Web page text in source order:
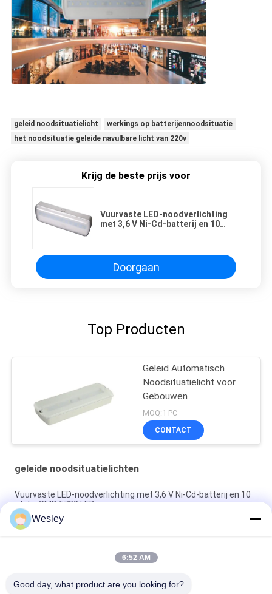
geleid noodsituatielicht
werkings op batterijennoodsituatie
het noodsituatie geleide navulbare licht van 220v
Krijg de beste prijs voor
Vuurvaste LED-noodverlichting
met 3,6 V Ni-Cd-batterij en 10
Doorgaan
Top Producten
Geleid Automatisch
Noodsituatielicht voor
Gebouwen
MOQ:1 PC
CONTACT
geleide noodsituatielichten
Vuurvaste LED-noodverlichting met 3,6 V Ni-Cd-batterij en 10
stuks SMD 5730 LED
Brandwerend ABS LED noodlicht met 10 stuks SMD 5730 LED
en 3,6 V 1,8 Ah Ni-Cd-batterij
Emergency oplaadbaar LED-lampje met Ni-Cd-batterij en
Wesley
6:52 AM
Good day, what product are you looking for?